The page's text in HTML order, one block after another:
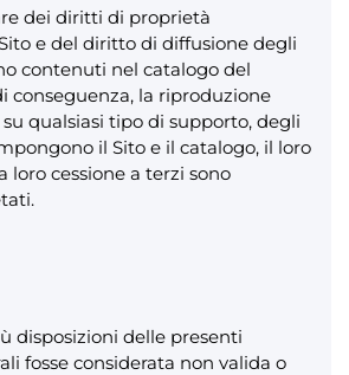
dei diritti di proprietà
e del diritto di diffusione degli
contenuti nel catalogo del
conseguenza, la riproduzione
qualsiasi tipo di supporto, degli
il Sito e il catalogo, il loro
loro cessione a terzi sono
disposizioni delle presenti
fosse considerata non valida o